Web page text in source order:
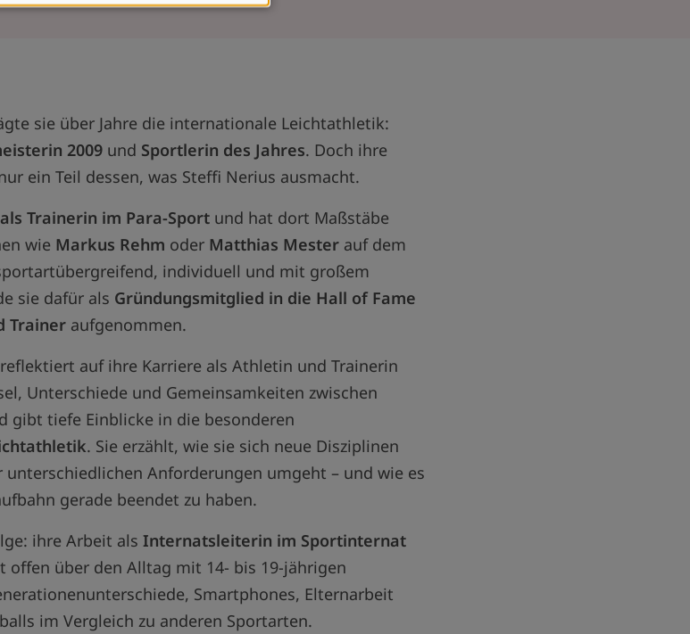
sie über Jahre die internationale Leichtathletik:
2009 und Sportlerin des Jahres. Doch ihre
ein Teil dessen, was Steffi Nerius ausmacht.
Trainerin im Para-Sport und hat dort Maßstäbe
wie Markus Rehm oder Matthias Mester auf dem
individuell und mit großem
sie dafür als Gründungsmitglied in die Hall of Fame
Trainer aufgenommen.
auf ihre Karriere als Athletin und Trainerin
Unterschiede und Gemeinsamkeiten zwischen
gibt tiefe Einblicke in die besonderen
. Sie erzählt, wie sie sich neue Disziplinen
Anforderungen umgeht – und wie es
gerade beendet zu haben.
ihre Arbeit als Internatsleiterin im Sportinternat
offen über den Alltag mit 14- bis 19-jährigen
Smartphones, Elternarbeit
im Vergleich zu anderen Sportarten.